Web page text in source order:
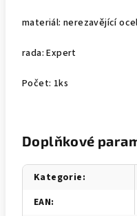
materiál: nerezavějící ocel
rada: Expert
Počet: 1ks
Doplňkové
Kategorie:
EAN: